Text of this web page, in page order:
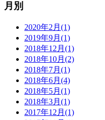
月別
2020年2月(1)
2019年9月(1)
2018年12月(1)
2018年10月(2)
2018年7月(1)
2018年6月(4)
2018年5月(1)
2018年3月(1)
2017年12月(1)